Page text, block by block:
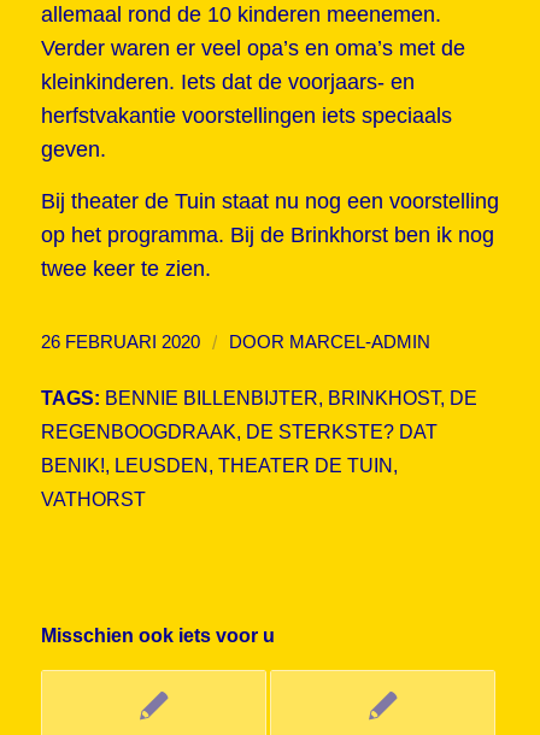
allemaal rond de 10 kinderen meenemen.
Verder waren er veel opa’s en oma’s met de
kleinkinderen. Iets dat de voorjaars- en
herfstvakantie voorstellingen iets speciaals
geven.
Bij theater de Tuin staat nu nog een voorstelling
op het programma. Bij de Brinkhorst ben ik nog
twee keer te zien.
26 FEBRUARI 2020 / DOOR MARCEL-ADMIN
TAGS: BENNIE BILLENBIJTER, BRINKHOST, DE
REGENBOOGDRAAK, DE STERKSTE? DAT
BENIK!, LEUSDEN , THEATER DE TUIN ,
VATHORST
Misschien ook iets voor u